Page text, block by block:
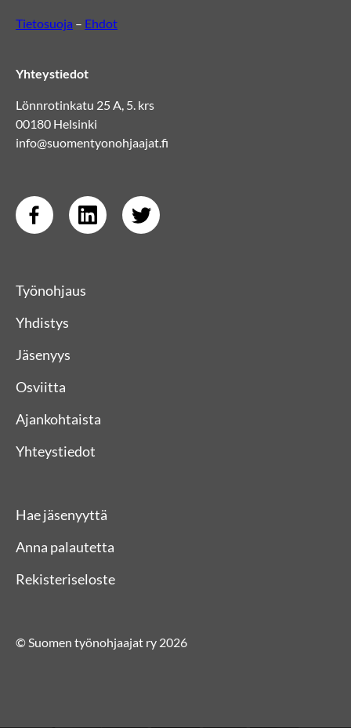
Tietosuoja – Ehdot
Yhteystiedot
Lönnrotinkatu 25 A, 5. krs
00180 Helsinki
info@suomentyonohjaajat.fi
Työnohjaus
Yhdistys
Jäsenyys
Osviitta
Ajankohtaista
Yhteystiedot
Hae jäsenyyttä
Anna palautetta
Rekisteriseloste
© Suomen työnohjaajat ry 2026